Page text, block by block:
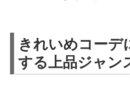
きれいめコーデ
する上品ジャン